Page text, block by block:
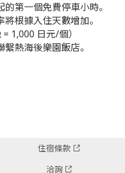
第一個免費停車小時。
根據入住天數增加。
1,000 日元/個）
熱海後樂園飯店。
住宿條款
洽詢